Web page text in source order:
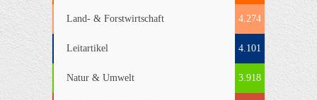
Land- & Forstwirtschaft 4.274
Leitartikel 4.101
Natur & Umwelt 3.918